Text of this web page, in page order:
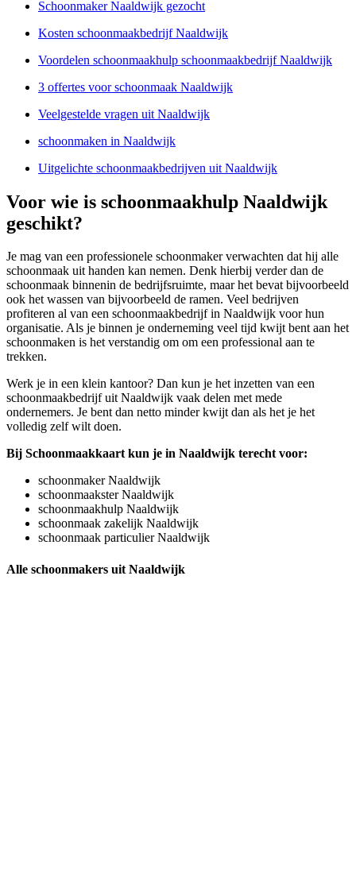
Schoonmaker Naaldwijk gezocht
Kosten schoonmaakbedrijf Naaldwijk
Voordelen schoonmaakhulp schoonmaakbedrijf Naaldwijk
3 offertes voor schoonmaak Naaldwijk
Veelgestelde vragen uit Naaldwijk
schoonmaken in Naaldwijk
Uitgelichte schoonmaakbedrijven uit Naaldwijk
Voor wie is schoonmaakhulp Naaldwijk
geschikt?
Je mag van een professionele schoonmaker verwachten dat hij alle
schoonmaak uit handen kan nemen. Denk hierbij verder dan de
schoonmaak binnenin de bedrijfsruimte, maar het bevat bijvoorbeeld
ook het wassen van bijvoorbeeld de ramen. Veel bedrijven
profiteren al van een schoonmaakbedrijf in Naaldwijk voor hun
organisatie. Als je binnen je onderneming veel tijd kwijt bent aan het
schoonmaken is het verstandig om om een professional aan te
trekken.
Werk je in een klein kantoor? Dan kun je het inzetten van een
schoonmaakbedrijf uit Naaldwijk vaak delen met mede
ondernemers. Je bent dan netto minder kwijt dan als het je het
volledig zelf wilt doen.
Bij Schoonmaakkaart kun je in Naaldwijk terecht voor:
schoonmaker Naaldwijk
schoonmaakster Naaldwijk
schoonmaakhulp Naaldwijk
schoonmaak zakelijk Naaldwijk
schoonmaak particulier Naaldwijk
Alle schoonmakers uit Naaldwijk